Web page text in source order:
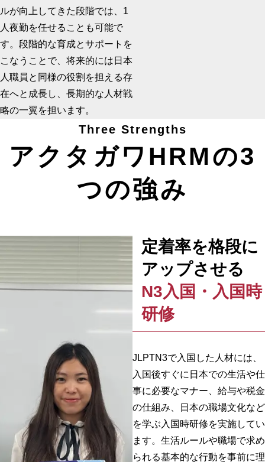
ルが向上してきた段階では、1
人夜勤を任せることも可能で
す。段階的な育成とサポートを
こなうことで、将来的には日本
人職員と同様の役割を担える存
在へと成長し、長期的な人材戦
略の一翼を担います。
Three Strengths
アクタガワHRMの3
つの強み
定着率を格段に
アップさせる
N3入国・入国時
研修
JLPTN3で入国した人材には、
入国後すぐに日本での生活や仕
事に必要なマナー、給与や税金
の仕組み、日本の職場文化など
を学ぶ入国時研修を実施してい
ます。生活ルールや職場で求め
られる基本的な行動を事前に理